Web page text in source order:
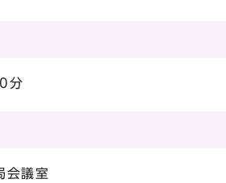
分
会議室